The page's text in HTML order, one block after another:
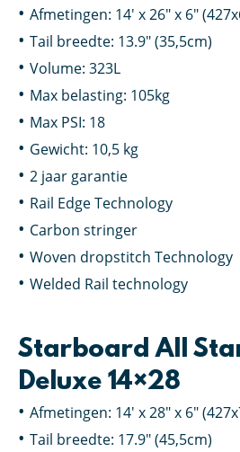
Afmetingen: 14′ x 26″ x 6″
Tail breedte: 13.9″ (35,5cm)
Volume: 323L
Max belasting: 105kg
Max PSI: 18
Gewicht: 10,5 kg
2 jaar garantie
Rail Edge Technology
Carbon stringer
Woven dropstitch Technology
Welded Rail technology
Starboard All
Deluxe 14×28
Afmetingen: 14′ x 28″ x 6″
Tail breedte: 17.9″ (45,5cm)